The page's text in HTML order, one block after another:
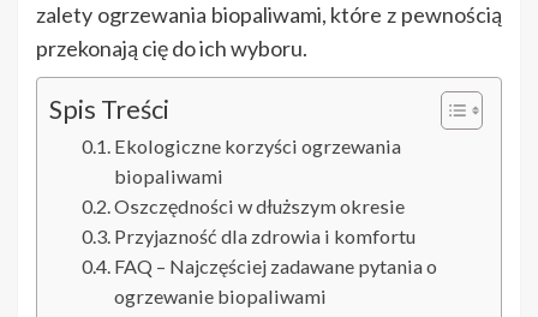
zalety ogrzewania biopaliwami, które z pewnością
przekonają cię do ich wyboru.
Spis Treści
Ekologiczne korzyści ogrzewania
biopaliwami
Oszczędności w dłuższym okresie
Przyjazność dla zdrowia i komfortu
FAQ – Najczęściej zadawane pytania o
ogrzewanie biopaliwami